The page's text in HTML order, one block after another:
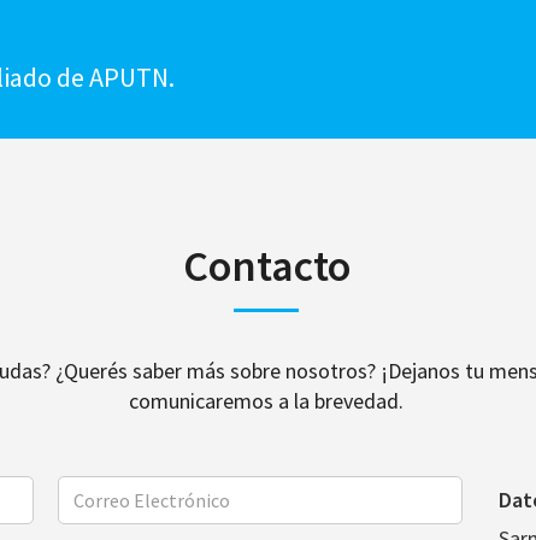
de APUTN.
Contacto
¿Querés saber más sobre nosotros? ¡Dejanos tu
comunicaremos a la brevedad.